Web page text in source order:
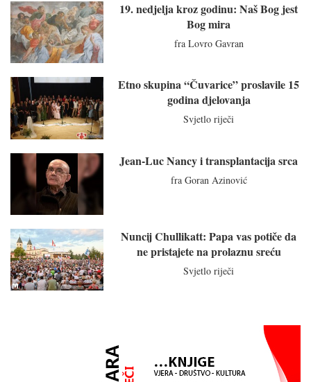
19. nedjelja kroz godinu: Naš Bog jest
Bog mira
fra Lovro Gavran
Etno skupina “Čuvarice” proslavile 15
godina djelovanja
Svjetlo riječi
Jean-Luc Nancy i transplantacija srca
fra Goran Azinović
Nuncij Chullikatt: Papa vas potiče da
ne pristajete na prolaznu sreću
Svjetlo riječi